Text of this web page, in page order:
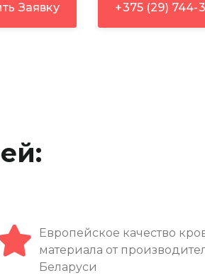
Заявку +375 (29) 744-
Европейское качество
материала от
Беларуси